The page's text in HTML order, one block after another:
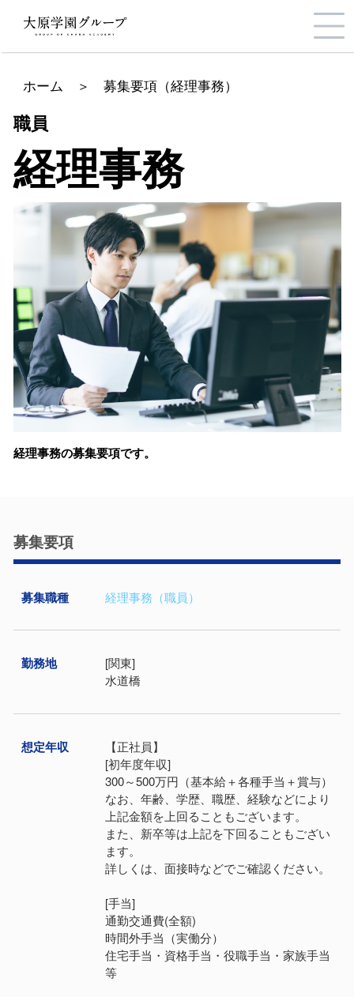
ホーム ＞ 募集要項（経理事務）
職員
経理事務
経理事務の募集要項です。
募集要項
募集職種 経理事務（職員）
勤務地
[関東]
水道橋
想定年収
【正社員】
[初年度年収]
300～500万円（基本給＋各種手当＋賞与）
なお、年齢、学歴、職歴、経験などにより
上記金額を上回ることもございます。
また、新卒等は上記を下回ることもござい
ます。
詳しくは、面接時などでご確認ください。
[手当]
通勤交通費(全額)
時間外手当（実働分）
住宅手当・資格手当・役職手当・家族手当
等